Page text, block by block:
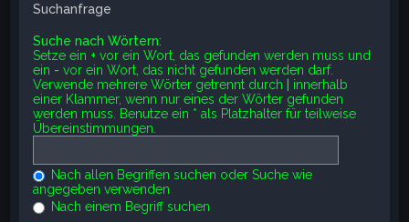
Suchanfrage
Suche nach Wörtern:
Setze ein + vor ein Wort, das gefunden werden muss und
ein - vor ein Wort, das nicht gefunden werden darf.
Verwende mehrere Wörter getrennt durch
innerhalb
einer Klammer, wenn nur eines der Wörter gefunden
werden muss. Benutze ein * als Platzhalter für teilweise
Übereinstimmungen.
Nach allen Begriffen suchen oder Suche wie
angegeben verwenden
Nach einem Begriff suchen